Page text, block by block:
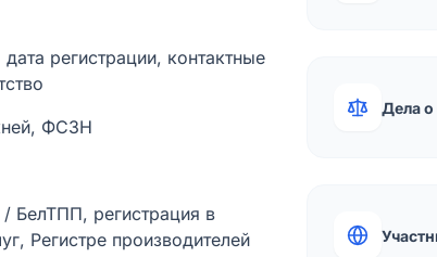
регистрации, контактные
ФСЗН
БелТПП, регистрация в
Регистре производителей
Дела о